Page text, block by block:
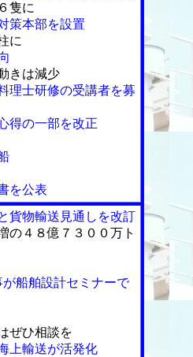
隻に
策本部を設置
に
きは減少
理士研修の受講者を募
得の一部を改正
を公表
貨物輸送見通しを改訂
の４８億７３００万ト
が船舶設計セミナーで
ぜひ相談を
上輸送が活発化